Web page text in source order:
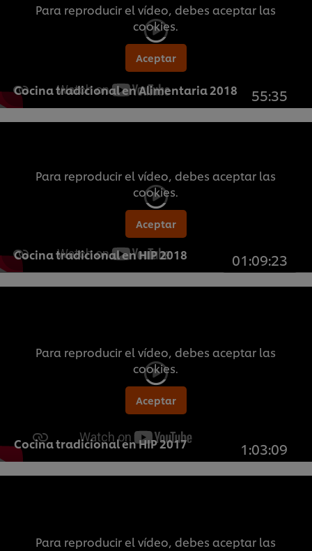
Para reproducir el vídeo, debes aceptar las
cookies.
Aceptar
Cocina tradicional en Alimentaria 2018 55:35
Para reproducir el vídeo, debes aceptar las
cookies.
Aceptar
Cocina tradicional en HIP 2018 01:09:23
Para reproducir el vídeo, debes aceptar las
cookies.
Aceptar
Cocina tradicional en HIP 2017 1:03:09
Para reproducir el vídeo, debes aceptar las